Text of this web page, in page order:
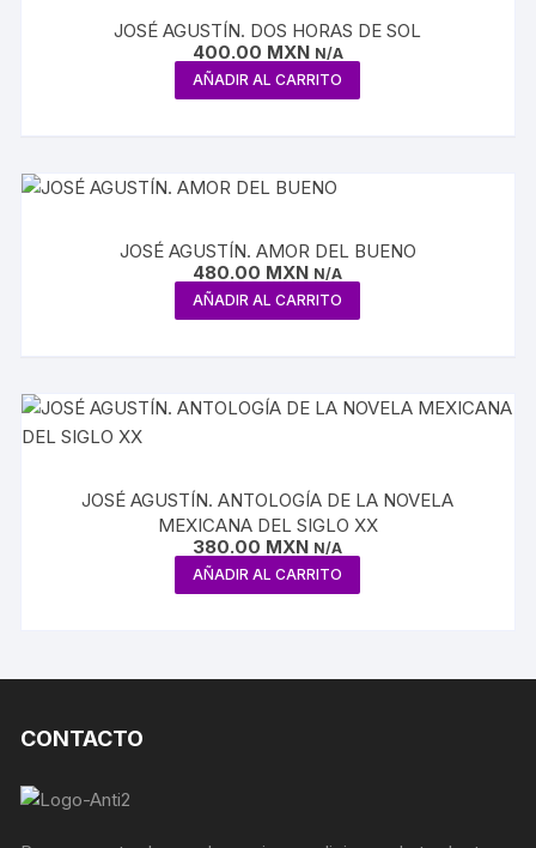
JOSÉ AGUSTÍN. DOS HORAS DE SOL
400.00 MXN N/A
AÑADIR AL CARRITO
JOSÉ AGUSTÍN. AMOR DEL BUENO
480.00 MXN N/A
AÑADIR AL CARRITO
JOSÉ AGUSTÍN. ANTOLOGÍA DE LA NOVELA
MEXICANA DEL SIGLO XX
380.00 MXN N/A
AÑADIR AL CARRITO
CONTACTO